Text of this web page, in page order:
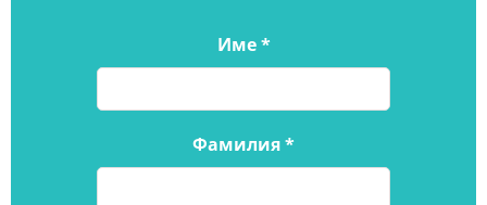
Име*
Фамилия*